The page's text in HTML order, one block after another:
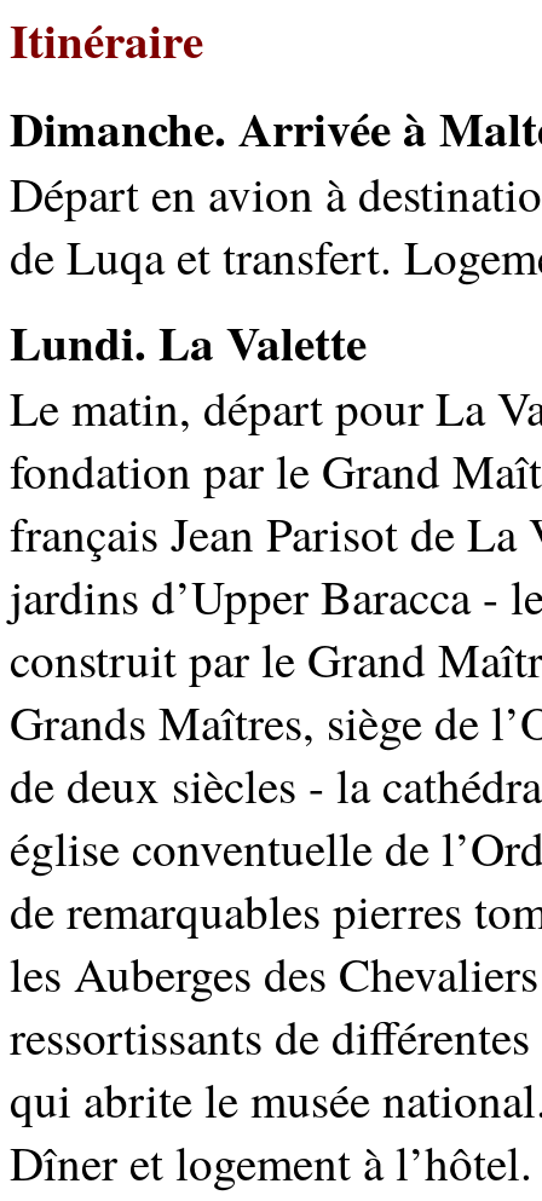
Itinéraire
Dimanche. Arrivée à
Départ en avion à
de Luqa et transfert.
Lundi. La Valette
Le matin, départ pour La
fondation par le Grand
français Jean Parisot de
jardins d’Upper Baracca -
construit par le Grand
Grands Maîtres, siège de
de deux siècles - la
église conventuelle de
de remarquables pierres
les Auberges des
ressortissants de
qui abrite le musée
Dîner et logement à l’hôtel.